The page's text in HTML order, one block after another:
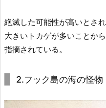
絶滅した可能性が高いとさ
大きいトカゲが多いことか
指摘されている。
2.フック島の海の怪物